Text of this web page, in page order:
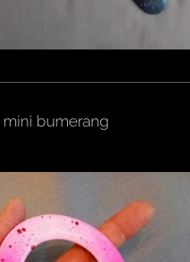
mini bumerang